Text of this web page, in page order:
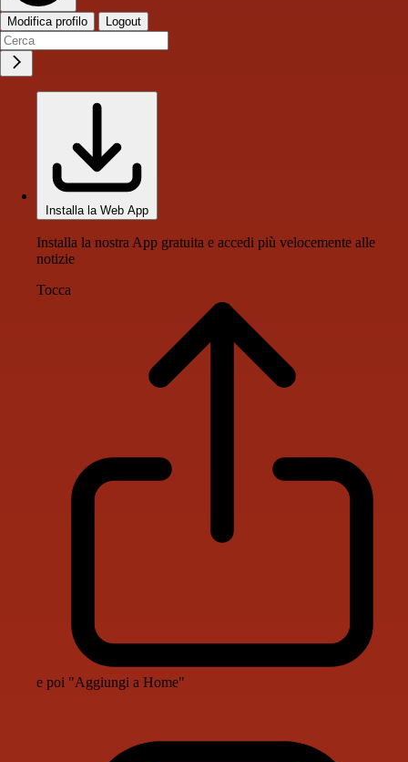
Modifica profilo Logout
Installa la Web App
Installa la nostra App gratuita e accedi più velocemente alle
notizie
Tocca
e poi "Aggiungi a Home"